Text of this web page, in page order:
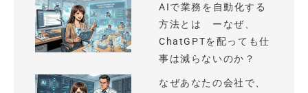
AIで業務を自動化する
方法とは ーなぜ、
ChatGPTを配っても仕
事は減らないのか？
なぜあなたの会社で、